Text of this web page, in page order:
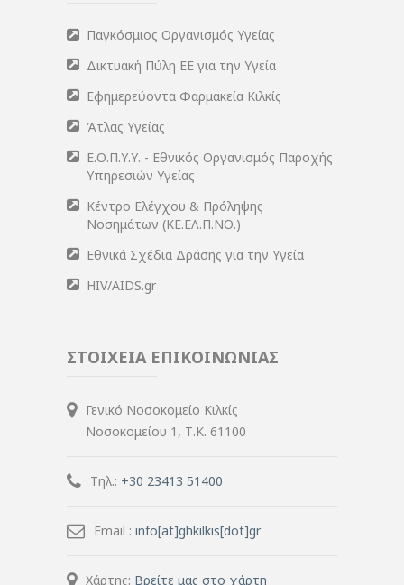
Παγκόσμιος Οργανισμός Υγείας
Δικτυακή Πύλη ΕΕ για την Υγεία
Εφημερεύοντα Φαρμακεία Κιλκίς
Άτλας Υγείας
Ε.Ο.Π.Υ.Υ. - Εθνικός Οργανισμός Παροχής
Υπηρεσιών Υγείας
Κέντρο Ελέγχου & Πρόληψης
Νοσημάτων (ΚΕ.ΕΛ.Π.ΝΟ.)
Εθνικά Σχέδια Δράσης για την Υγεία
HIV/AIDS.gr
ΣΤΟΙΧΕΙΑ ΕΠΙΚΟΙΝΩΝΙΑΣ
Γενικό Νοσοκομείο Κιλκίς
Νοσοκομείου 1, Τ.Κ. 61100
Τηλ.: +30 23413 51400
Email : info[at]ghkilkis[dot]gr
Χάρτης: Βρείτε μας στο χάρτη